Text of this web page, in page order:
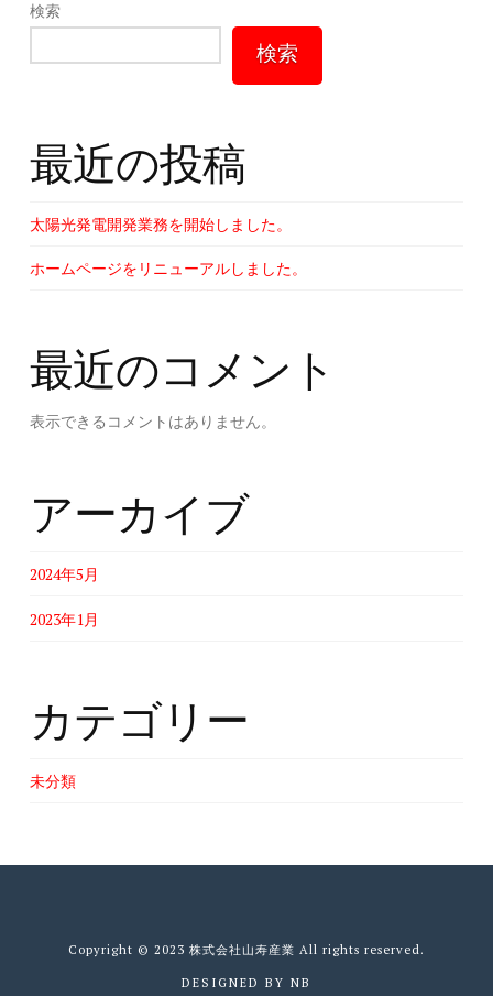
検索
検索
最近の投稿
太陽光発電開発業務を開始しました。
ホームページをリニューアルしました。
最近のコメント
表示できるコメントはありません。
アーカイブ
2024年5月
2023年1月
カテゴリー
未分類
Copyright © 2023 株式会社山寿産業 All rights reserved.
DESIGNED BY NB